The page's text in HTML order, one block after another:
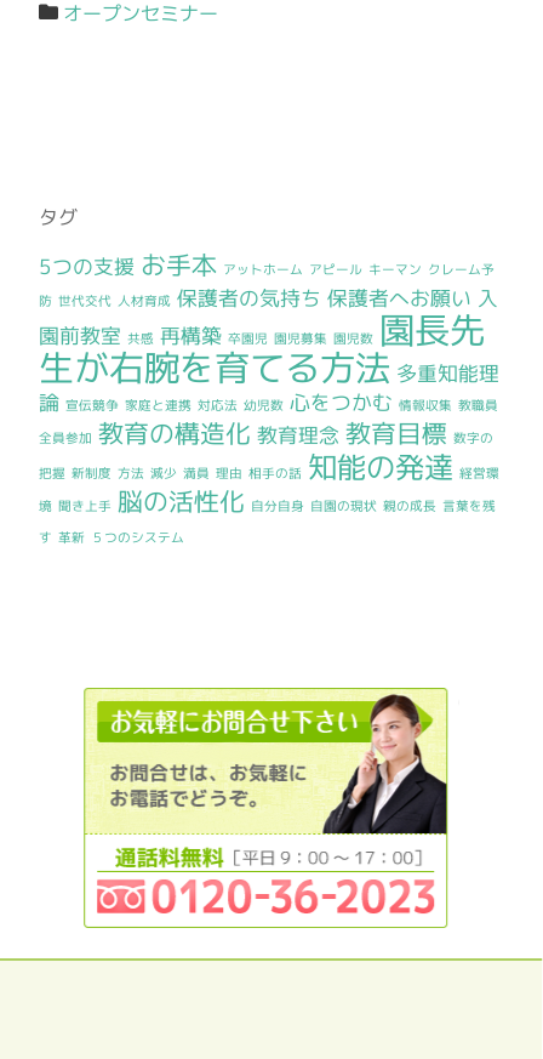
オープンセミナー
タグ
5つの支援 お手本 アットホーム アピール キーマン クレーム予
防 世代交代 人材育成 保護者の気持ち 保護者へお願い 入
園前教室 共感 再構築 卒園児 園児募集 園児数 園長先
生が右腕を育てる方法 多重知能理
論 宣伝競争 家庭と連携 対応法 幼児数 心をつかむ 情報収集 教職員
全員参加 教育の構造化 教育理念 教育目標 数字の
把握 新制度 方法 減少 満員 理由 相手の話 知能の発達 経営環
境 聞き上手 脳の活性化 自分自身 自園の現状 親の成長 言葉を残
す 革新 ５つのシステム